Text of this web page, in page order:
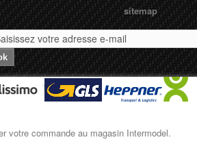
sitemap
votre commande au magasin Intermodel.